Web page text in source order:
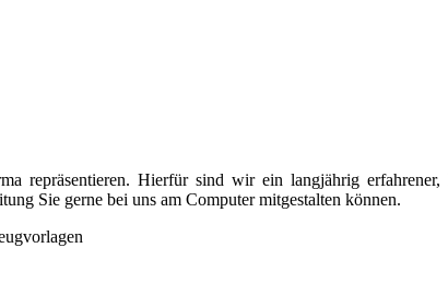
repräsentieren. Hierfür sind wir ein langjährig erfahrener,
Sie gerne bei uns am Computer mitgestalten können.